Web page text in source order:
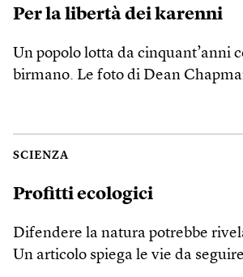
Per la libertà dei karenni
Un popolo lotta da cinquant’anni
birmano. Le foto di Dean
SCIENZA
Profitti ecologici
Difendere la natura potrebbe
Un articolo spiega le vie da seguire